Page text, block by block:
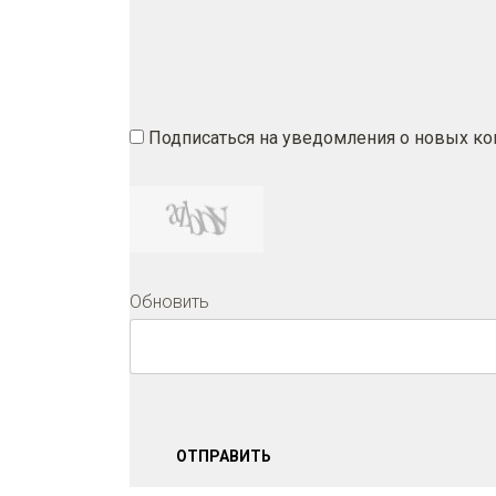
Подписаться на уведомления о новых
Обновить
ОТПРАВИТЬ